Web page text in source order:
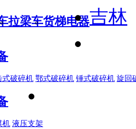
拉梁车货梯电器
式破碎机 鄂式破碎机 锤式破碎机 旋回
机 液压支架
吉林